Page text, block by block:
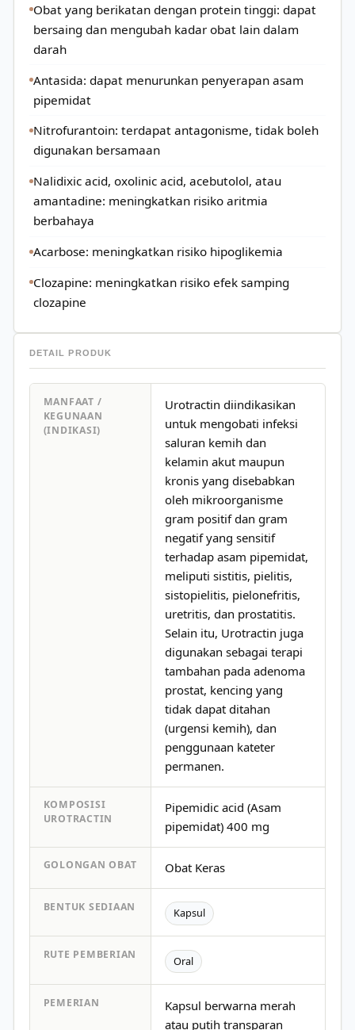
Obat yang berikatan dengan protein tinggi: dapat
bersaing dan mengubah kadar obat lain dalam
darah
Antasida: dapat menurunkan penyerapan asam
pipemidat
Nitrofurantoin: terdapat antagonisme, tidak boleh
digunakan bersamaan
Nalidixic acid, oxolinic acid, acebutolol, atau
amantadine: meningkatkan risiko aritmia
berbahaya
Acarbose: meningkatkan risiko hipoglikemia
Clozapine: meningkatkan risiko efek samping
clozapine
DETAIL PRODUK
MANFAAT /
KEGUNAAN
(INDIKASI)
Urotractin diindikasikan
untuk mengobati infeksi
saluran kemih dan
kelamin akut maupun
kronis yang disebabkan
oleh mikroorganisme
gram positif dan gram
negatif yang sensitif
terhadap asam pipemidat,
meliputi sistitis, pielitis,
sistopielitis, pielonefritis,
uretritis, dan prostatitis.
Selain itu, Urotractin juga
digunakan sebagai terapi
tambahan pada adenoma
prostat, kencing yang
tidak dapat ditahan
(urgensi kemih), dan
penggunaan kateter
permanen.
KOMPOSISI
UROTRACTIN
Pipemidic acid (Asam
pipemidat) 400 mg
GOLONGAN OBAT Obat Keras
BENTUK SEDIAAN Kapsul
RUTE PEMBERIAN Oral
PEMERIAN
Kapsul berwarna merah
atau putih transparan